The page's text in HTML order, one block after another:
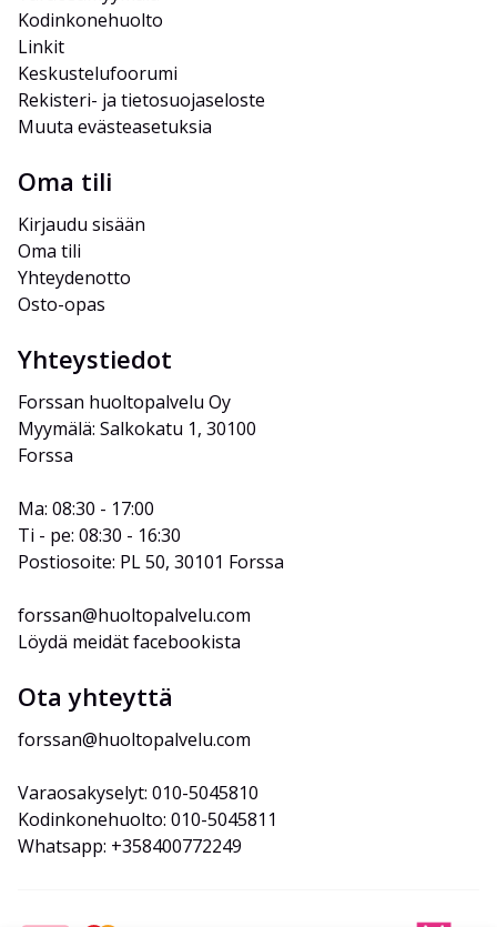
Kodinkonehuolto
Linkit
Keskustelufoorumi
Rekisteri- ja tietosuojaseloste
Muuta evästeasetuksia
Oma tili
Kirjaudu sisään
Oma tili
Yhteydenotto
Osto-opas
Yhteystiedot
Forssan huoltopalvelu Oy
Myymälä: Salkokatu 1, 30100
Forssa
Ma: 08:30 - 17:00
Ti - pe: 08:30 - 16:30
Postiosoite: PL 50, 30101 Forssa
forssan@huoltopalvelu.com
Löydä meidät facebookista
Ota yhteyttä
forssan@huoltopalvelu.com
Varaosakyselyt: 010-5045810
Kodinkonehuolto: 010-5045811
Whatsapp: +358400772249